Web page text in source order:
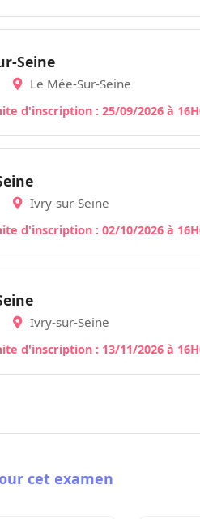
Seine
Le Mée-Sur-Seine
d'inscription : 25/09/2026 à
Ivry-sur-Seine
d'inscription : 02/10/2026 à
Ivry-sur-Seine
d'inscription : 13/11/2026 à
cet examen